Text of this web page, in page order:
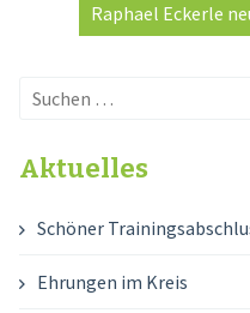
Raphael Eckerle
Suchen
Aktuelles
Schöner
Ehrungen im Kreis